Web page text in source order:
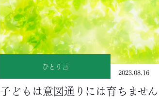
ひとり言
2023.08.16
子どもは意図通りには育ちません